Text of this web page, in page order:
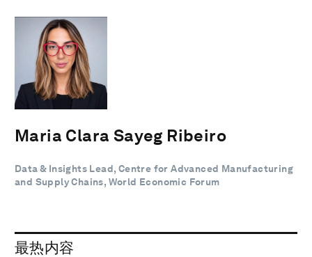
Maria Clara Sayeg Ribeiro
Data & Insights Lead, Centre for Advanced Manufacturing
and Supply Chains, World Economic Forum
最热内容